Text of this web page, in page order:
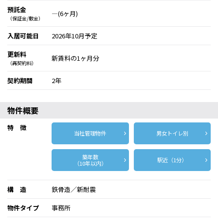
預託金
（保証金/敷金）
―(6ヶ月)
入居可能日
2026年10月予定
更新料
（再契約料）
新賃料の1ヶ月分
契約期間 2年
物件概要
特 徴
当社管理物件 男女トイレ別
築年数
（10年以内）
駅近（1分）
構 造
鉄骨造／新耐震
物件タイプ
事務所